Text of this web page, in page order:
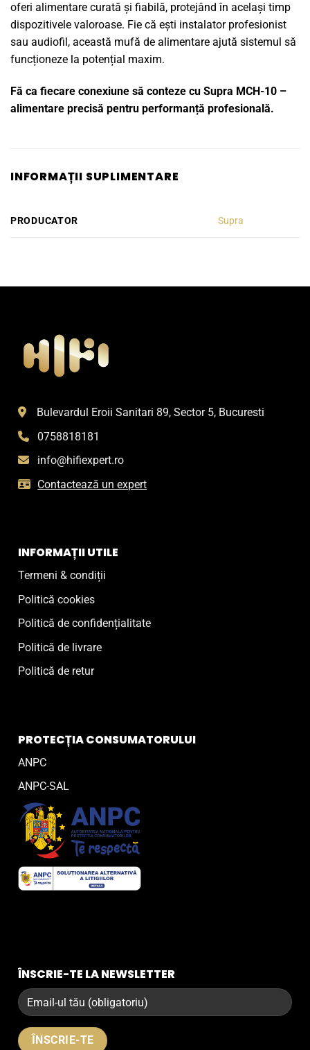
oferi alimentare curată și fiabilă, protejând în același timp
dispozitivele valoroase. Fie că ești instalator profesionist
sau audiofil, această mufă de alimentare ajută sistemul să
funcționeze la potențial maxim.
Fă ca fiecare conexiune să conteze cu Supra MCH-10 –
alimentare precisă pentru performanță profesională.
INFORMAȚII SUPLIMENTARE
PRODUCATOR Supra
Bulevardul Eroii Sanitari 89, Sector 5, Bucuresti
0758818181
info@hifiexpert.ro
Contactează un expert
INFORMAȚII UTILE
Termeni & condiții
Politică cookies
Politică de confidențialitate
Politică de livrare
Politică de retur
PROTECȚIA CONSUMATORULUI
ANPC
ANPC-SAL
ÎNSCRIE-TE LA NEWSLETTER